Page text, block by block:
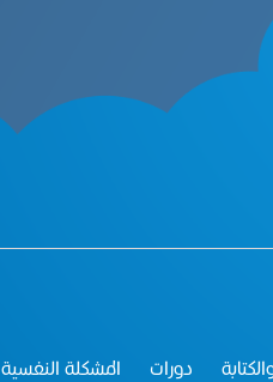
دورات المشكلة النفسية